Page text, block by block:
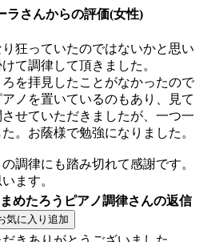
ラさんからの評価(女性)
狂っていたのではないかと思い
て調律して頂きました。
を拝見したことがなかったので
ノを置いているのもあり、見て
せていただきましたが、一つ一
。お蔭様で勉強になりました。
調律にも踏み切れて感謝です。
ます。
めたろうピアノ調律さんの返信